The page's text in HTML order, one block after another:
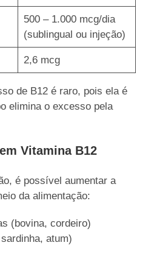
500 – 1.000 mcg/dia
(sublingual ou injeção)
2,6 mcg
de B12 é raro, pois ela é
elimina o excesso pela
Vitamina B12
é possível aumentar a
da alimentação:
(bovina, cordeiro)
atum)